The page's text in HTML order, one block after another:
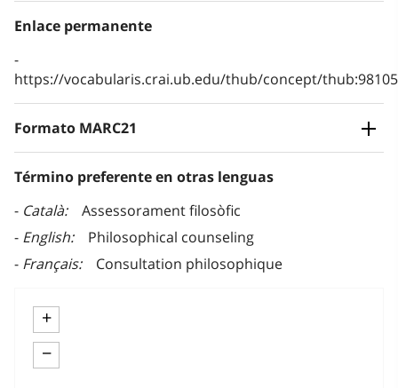
Enlace permanente
https://vocabularis.crai.ub.edu/thub/concept/
Formato MARC21
Término preferente en otras lenguas
Català
Assessorament filosòfic
English
Philosophical counseling
Français
Consultation philosophique
+
−